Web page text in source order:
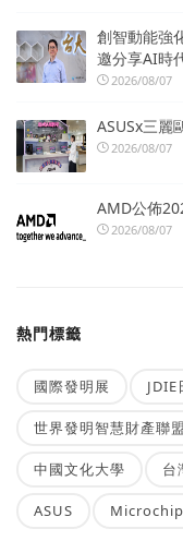
創智動能強
邀分享AI時
2026/08/07
ASUSx三麗
2026/08/07
AMD公佈
2026/08/07
熱門標籤
國際發明展
世界發明智慧財產聯
中國文化大學 台
ASUS Microchip